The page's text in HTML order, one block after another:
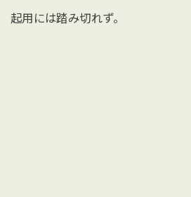
起用には踏み切れず。